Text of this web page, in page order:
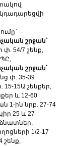
շրջան՝
փ. 54/7 շենք,
շրջան՝
փ. 35-39
15-15Ա շենքեր,
և 12-60
1-ին նրբ. 27-74
25 և 27
1/2-17
շենք,